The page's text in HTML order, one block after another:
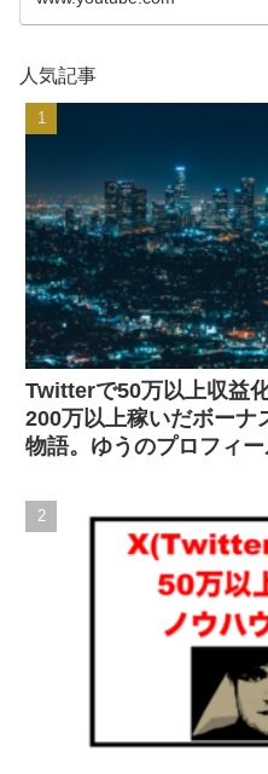
人気記事
Twitterで50万以上収益
200万以上稼いだボーナ
物語。ゆうのプロフィ